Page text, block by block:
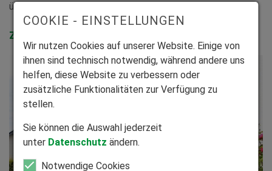
überzeugten die Fachjury.
Zum Produkt
COOKIE - EINSTELLUNGEN
Wir nutzen Cookies auf unserer Website. Einige von
ihnen sind technisch notwendig, während andere uns
helfen, diese Website zu verbessern oder
zusätzliche Funktionalitäten zur Verfügung zu
stellen.
Sie können die Auswahl jederzeit
unter Datenschutz ändern.
Notwendige Cookies